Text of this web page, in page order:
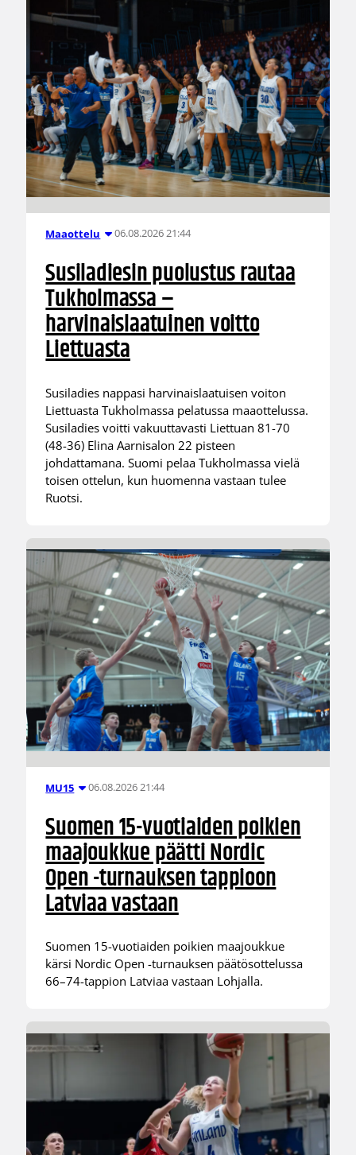
Maaottelu 06.08.2026 21:44
Susiladiesin puolustus rautaa
Tukholmassa –
harvinaislaatuinen voitto
Liettuasta
Susiladies nappasi harvinaislaatuisen voiton
Liettuasta Tukholmassa pelatussa maaottelussa.
Susiladies voitti vakuuttavasti Liettuan 81-70
(48-36) Elina Aarnisalon 22 pisteen
johdattamana. Suomi pelaa Tukholmassa vielä
toisen ottelun, kun huomenna vastaan tulee
Ruotsi.
MU15 06.08.2026 21:44
Suomen 15-vuotiaiden poikien
maajoukkue päätti Nordic
Open -turnauksen tappioon
Latviaa vastaan
Suomen 15-vuotiaiden poikien maajoukkue
kärsi Nordic Open -turnauksen päätösottelussa
66–74-tappion Latviaa vastaan Lohjalla.